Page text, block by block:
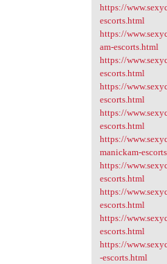
https://
escorts.html
https://
am-escorts.html
https://
escorts.html
https://
escorts.html
https://
escorts.html
https://
manickam-
https://
escorts.html
https://
escorts.html
https://
escorts.html
https://
-escorts.html